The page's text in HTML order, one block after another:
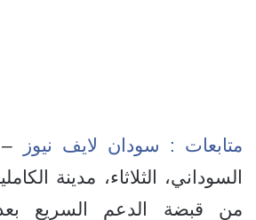
متابعات : سودان لايف نيوز
السوداني، الثلاثاء، مدينة
من قبضة الدعم السريع